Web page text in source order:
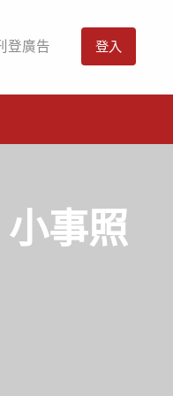
登廣告 登入
事照